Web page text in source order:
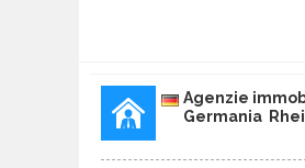
Agenzie
Germania